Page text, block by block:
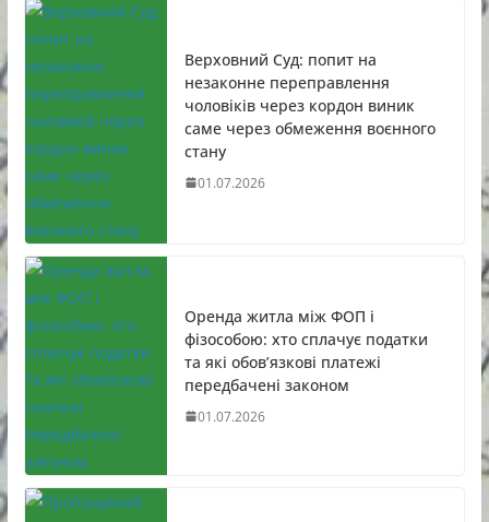
Верховний Суд: попит на
незаконне переправлення
чоловіків через кордон виник
саме через обмеження воєнного
стану
01.07.2026
Оренда житла між ФОП і
фізособою: хто сплачує податки
та які обов’язкові платежі
передбачені законом
01.07.2026